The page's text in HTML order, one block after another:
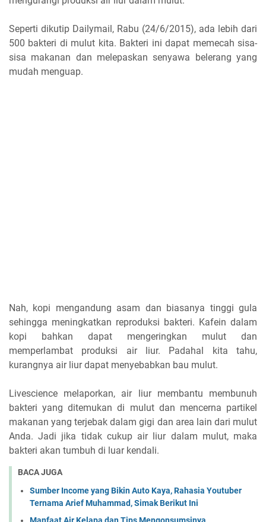
Seperti dikutip Dailymail, Rabu (24/6/2015), ada lebih dari
500 bakteri di mulut kita. Bakteri ini dapat memecah sisa-
sisa makanan dan melepaskan senyawa belerang yang
mudah menguap.
Nah, kopi mengandung asam dan biasanya tinggi gula
sehingga meningkatkan reproduksi bakteri. Kafein dalam
kopi bahkan dapat mengeringkan mulut dan
memperlambat produksi air liur. Padahal kita tahu,
kurangnya air liur dapat menyebabkan bau mulut.
Livescience melaporkan, air liur membantu membunuh
bakteri yang ditemukan di mulut dan mencerna partikel
makanan yang terjebak dalam gigi dan area lain dari mulut
Anda. Jadi jika tidak cukup air liur dalam mulut, maka
bakteri akan tumbuh di luar kendali.
BACA JUGA
Sumber Income yang Bikin Auto Kaya, Rahasia Youtuber
Ternama Arief Muhammad, Simak Berikut Ini